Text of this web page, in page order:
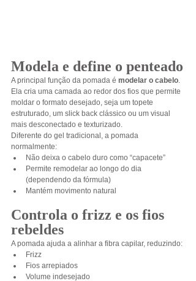
Modela e define o penteado
A principal função da pomada é modelar o cabelo.
Ela cria uma camada ao redor dos fios que permite
moldar o formato desejado, seja um topete
estruturado, um slick back clássico ou um visual
mais desconectado e texturizado.
Diferente do gel tradicional, a pomada
normalmente:
Não deixa o cabelo duro como “capacete”
Permite remodelar ao longo do dia
(dependendo da fórmula)
Mantém movimento natural
Controla o frizz e os fios
rebeldes
A pomada ajuda a alinhar a fibra capilar, reduzindo:
Frizz
Fios arrepiados
Volume indesejado